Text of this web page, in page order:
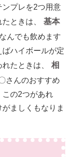
プレを2つ用意
ときは、
基本
んでも飲めます
ハイボールが定
たときは、
相
さんのおすすめ
この2つがあれ
ましくもなりま